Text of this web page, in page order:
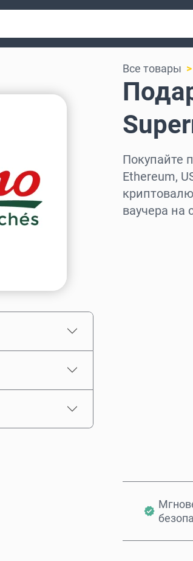
Все товары
Покупайте
Ethereum,
ваучера на